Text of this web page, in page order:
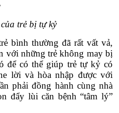
trẻ bị tự kỷ
bình thường đã rất vất vả,
với những trẻ không may bị
để có thể giúp trẻ tự kỷ có
lời và hòa nhập được với
phải đồng hành cùng nhà
đẩy lùi căn bệnh “tâm lý”